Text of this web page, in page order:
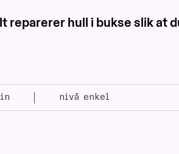
hull i bukse slik at
nivå enkel